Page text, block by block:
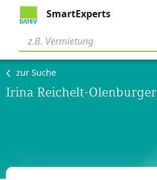
SmartExperts
zur Suche
Irina Reichelt-Olenburger